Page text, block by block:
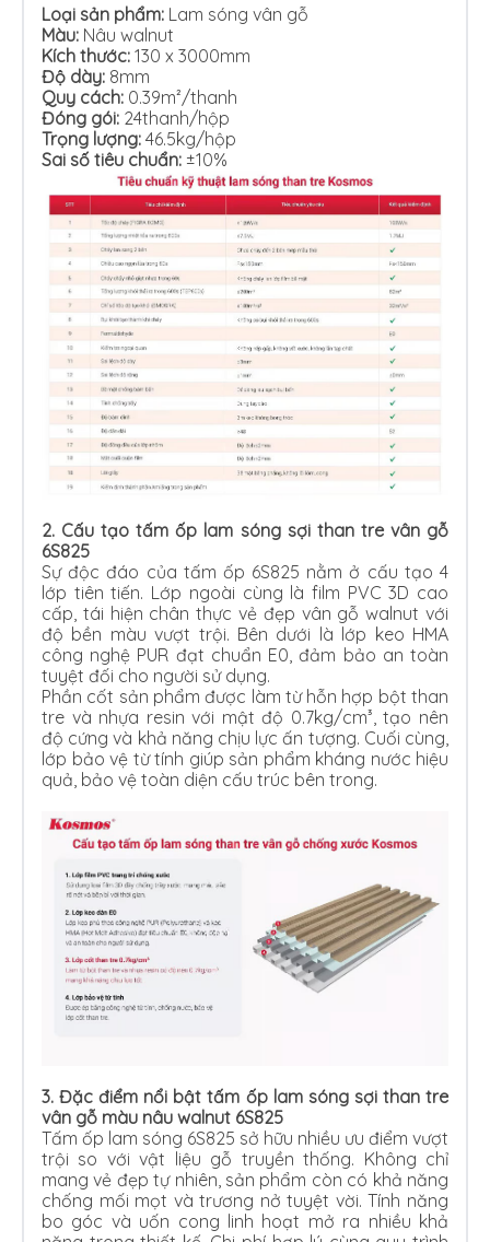
Loại sản phẩm: Lam sóng vân gỗ
Màu: Nâu walnut
Kích thước: 130 x 3000mm
Độ dày: 8mm
Quy cách: 0.39m²/thanh
Đóng gói: 24thanh/hộp
Trọng lượng: 46.5kg/hộp
Sai số tiêu chuẩn: ±10%
2. Cấu tạo tấm ốp lam sóng sợi than tre vân gỗ
6S825
Sự độc đáo của tấm ốp 6S825 nằm ở cấu tạo 4
lớp tiên tiến. Lớp ngoài cùng là film PVC 3D cao
cấp, tái hiện chân thực vẻ đẹp vân gỗ walnut với
độ bền màu vượt trội. Bên dưới là lớp keo HMA
công nghệ PUR đạt chuẩn E0, đảm bảo an toàn
tuyệt đối cho người sử dụng.
Phần cốt sản phẩm được làm từ hỗn hợp bột than
tre và nhựa resin với mật độ 0.7kg/cm³, tạo nên
độ cứng và khả năng chịu lực ấn tượng. Cuối cùng,
lớp bảo vệ từ tính giúp sản phẩm kháng nước hiệu
quả, bảo vệ toàn diện cấu trúc bên trong.
3.Đặc điểm nổi bật tấm ốp lam sóng sợi than tre
vân gỗ màu nâu walnut 6S825
Tấm ốp lam sóng 6S825 sở hữu nhiều ưu điểm vượt
trội so với vật liệu gỗ truyền thống. Không chỉ
mang vẻ đẹp tự nhiên, sản phẩm còn có khả năng
chống mối mọt và trương nở tuyệt vời. Tính năng
bo góc và uốn cong linh hoạt mở ra nhiều khả